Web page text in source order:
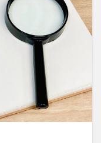
光回線
リモートワーク
ムルーター
量子コンピュータ
運送業
衛星測位
神プラン